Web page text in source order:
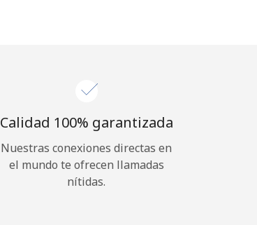
Calidad 100% garantizada
Nuestras conexiones directas en
el mundo te ofrecen llamadas
nítidas.